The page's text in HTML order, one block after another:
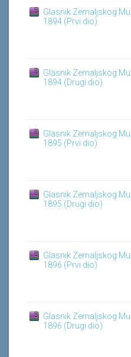
Glasnik Zemaljskog
1894 (Prvi dio)
Glasnik Zemaljskog
1894 (Drugi dio)
Glasnik Zemaljskog
1895 (Prvi dio)
Glasnik Zemaljskog
1895 (Drugi dio)
Glasnik Zemaljskog
1896 (Prvi dio)
Glasnik Zemaljskog
1896 (Drugi dio)